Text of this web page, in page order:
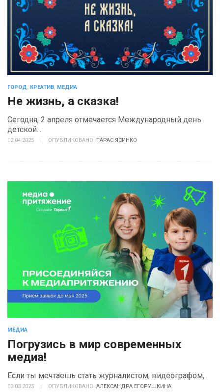
ГОРОД, КРЕАТИВ, МЕДИА
Не жизнь, а сказка!
Сегодня, 2 апреля отмечается Международный день
детской...
02.04.2025 ОПУБЛИКОВАНО: ТАРАС ЯСИНКО
МЕДИА
Погрузись в мир современных
медиа!
Если ты мечтаешь стать журналистом, видеографом,...
03.03.2025 | ОПУБЛИКОВАНО: АЛЕКСАНДРА ЕГОРУШКИНА